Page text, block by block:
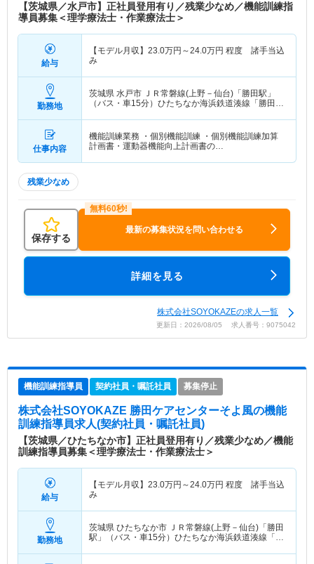
【茨城県／水戸市】正社員登用有り／残業少なめ／機能訓練指
導員募集＜理学療法士・作業療法士＞
給与
【モデル月収】 23.0万円～24.0万円 程度 諸手当込
み
勤務地
茨城県 水戸市 ＪＲ常磐線(上野－仙台)「勝田駅」
（バス・車15分）ひたちなか海浜鉄道湊線「勝田
仕事内容
機能訓練業務 ・個別機能訓練 ・個別機能訓練加算
計画書・運動器機能向上計画書の…
残業少なめ
保存する
最新の募集状況を問い合わせる
詳細を見る
株式会社SOYOKAZEの求人一覧
更新日：2026/08/05 求人番号：9075042
機能訓練指導員 契約社員・嘱託社員 募集停止
株式会社SOYOKAZE 勝田ケアセンターそよ風の機能
訓練指導員求人(契約社員・嘱託社員)
【茨城県／ひたちなか市】正社員登用有り／残業少なめ／機能
訓練指導員募集＜理学療法士・作業療法士＞
給与
【モデル月収】 23.0万円～24.0万円 程度 諸手当込
み
勤務地
茨城県 ひたちなか市 ＪＲ常磐線(上野－仙台)「勝田
駅」（バス・車15分）ひたちなか海浜鉄道湊線「勝